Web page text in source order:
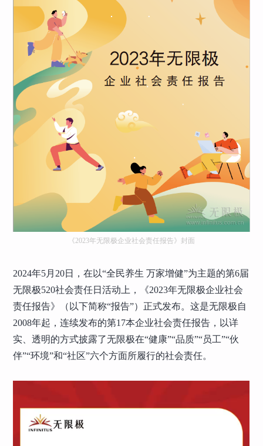
《2023年无限极企业社会责任报告》封面
2024年5月20日，在以“全民养生 万家增健”为主题的第6届
无限极520社会责任日活动上，《2023年无限极企业社会
责任报告》（以下简称“报告”）正式发布。这是无限极自
2008年起，连续发布的第17本企业社会责任报告，以详
实、透明的方式披露了无限极在“健康”“品质”“员工”“伙
伴”“环境”和“社区”六个方面所履行的社会责任。